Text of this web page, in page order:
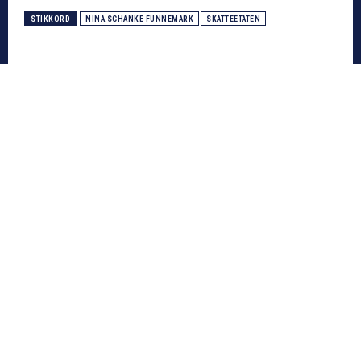
STIKKORD NINA SCHANKE FUNNEMARK SKATTEETATEN